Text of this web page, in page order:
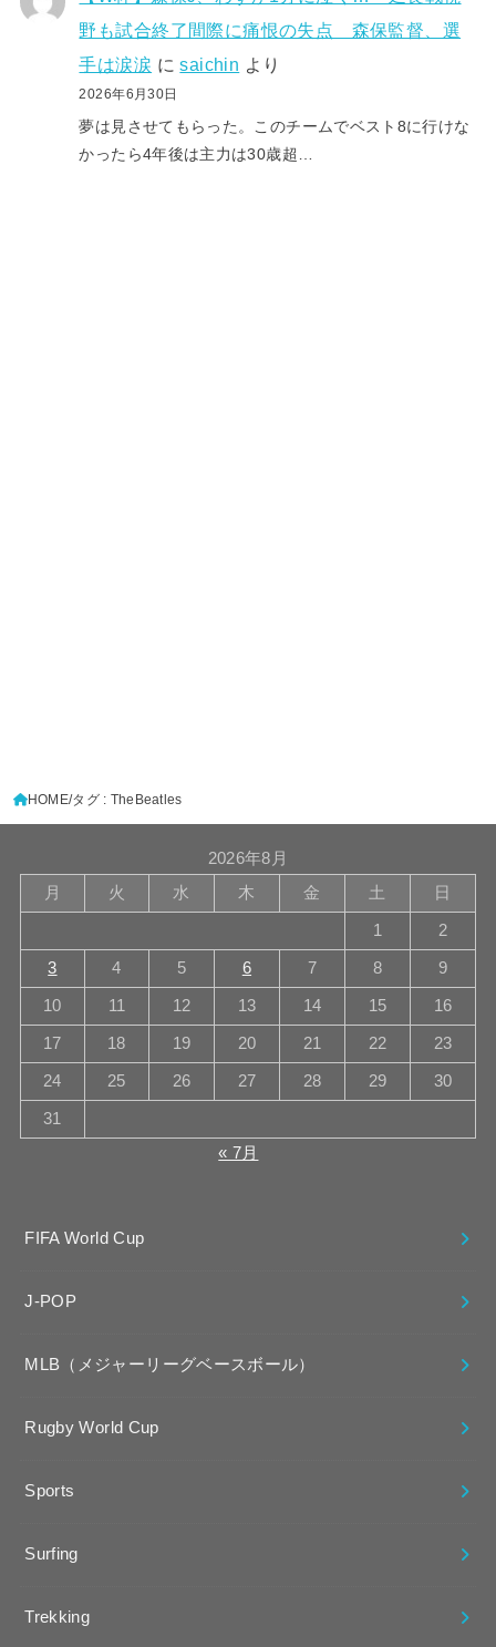
野も試合終了間際に痛恨の失点 森保監督、選
手は涙涙 にsaichin より
2026年6月30日
夢は見させてもらった。このチームでベスト8に行けな
かったら4年後は主力は30歳超…
HOME タグ : TheBeatles
2026年8月
月
火 水 木 金 土 日
1 2
3 4 5 6 7 8 9
10 11 12 13 14 15 16
17 18 19 20 21 22 23
24 25 26 27 28 29 30
31
« 7月
FIFA World Cup
J-POP
MLB（メジャーリーグベースボール）
Rugby World Cup
Sports
Surfing
Trekking